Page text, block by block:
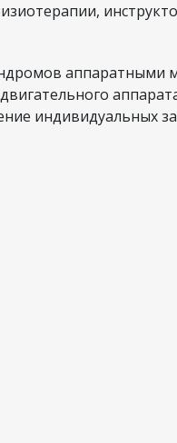
аппаратными
индивидуальных